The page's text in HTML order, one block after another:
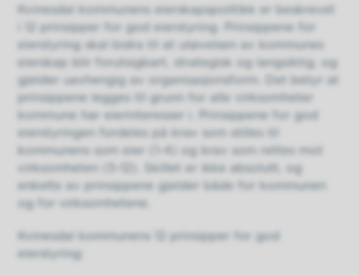
Kvinesdal kommunens eierskapspolitikk er beskrevet
i 12 prinsipper for god eierstyring. Prinsippene for
eierstyring skal bidra til at utøvelsen av kommunes
eierskap blir forutsigbart, strategisk og langsiktig, og
gjelder uavhengig av organisasjonsform. Det betyr at
prinsippene legges til grunn for alle virksomheter
kommune har eierinteresser i. Prinsippene for god
eierstyringen fordeles på krav som stilles til
kommunens som eier (1-4) og krav som rettes mot
virksomheten (5-12). Skillet er ikke absolutt, og
enkelte av prinsippene gjelder både for kommunen
og for virksomhetene.
Kvinesdal kommunens 12 prinsipper for god
eierstyring: